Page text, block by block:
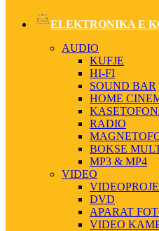
ELEKTRONIKA E
AUDIO
KUFJE
HI-FI
SOUND BAR
HOME
RADIO
BOKSE
MP3 & MP4
VIDEO
DVD
APARAT
VIDEO